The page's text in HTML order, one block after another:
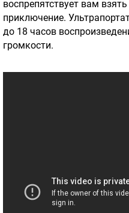
воспрепятствует вам
приключение.
до 18 часов
громкости.